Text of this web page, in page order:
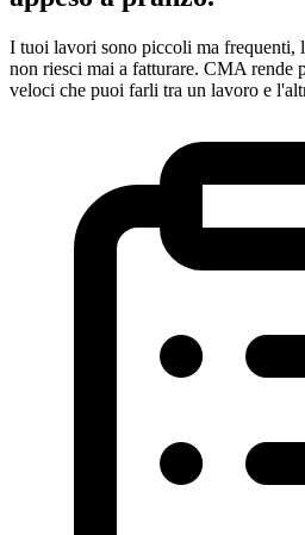
I tuoi lavori sono piccoli ma frequenti,
non riesci mai a fatturare. CMA rende
veloci che puoi farli tra un lavoro e